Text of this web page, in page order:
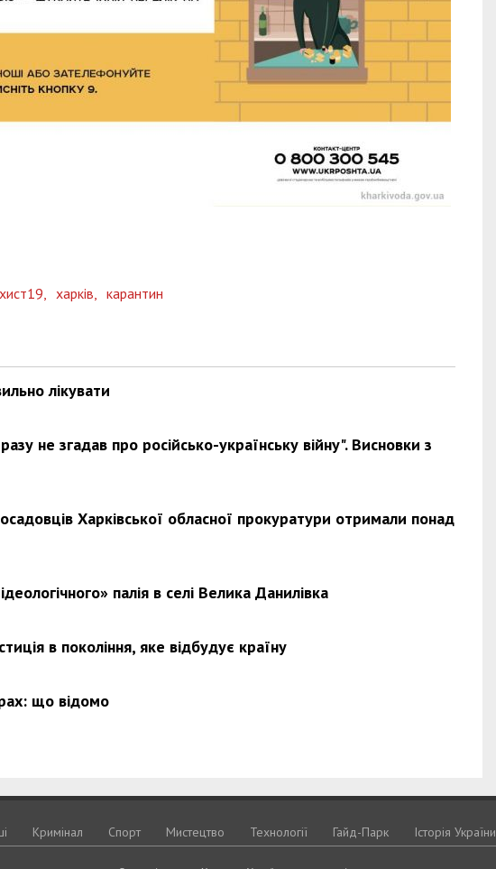
харків, карантин
лікувати
не згадав про російсько-українську війну". Висновки з
Харківської обласної прокуратури отримали понад
палія в селі Велика Данилівка
в покоління, яке відбудує країну
що відомо
Кримiнал Спорт Мистецтво Технологiї Гайд-Парк Історія України